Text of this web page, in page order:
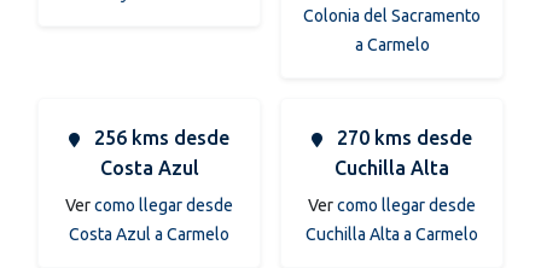
Colonia del Sacramento
a Carmelo
256 kms desde
Costa Azul
Vercomo llegar desde
Costa Azul a Carmelo
270 kms desde
Cuchilla Alta
Vercomo llegar desde
Cuchilla Alta a Carmelo